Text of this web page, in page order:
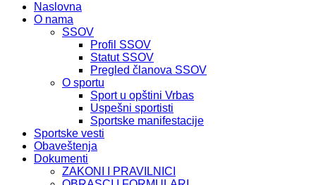
Naslovna
O nama
SSOV
Profil SSOV
Statut SSOV
Pregled članova SSOV
O sportu
Sport u opštini Vrbas
Uspešni sportisti
Sportske manifestacije
Sportske vesti
Obaveštenja
Dokumenti
ZAKONI I PRAVILNICI